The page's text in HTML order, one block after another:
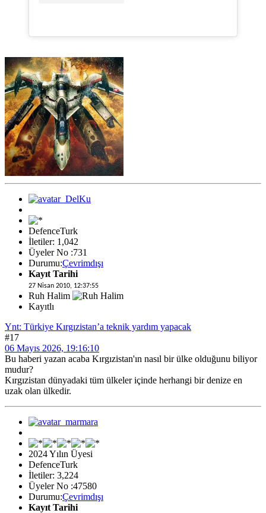
DefenceTurk
İletiler: 1,042
Üyeler No :731
Durumu:Çevrimdışı
Kayıt Tarihi
27 Nisan 2010, 12:37:55
Ruh Halim
Kayıtlı
Ynt: Türkiye Kırgızistan’a teknik yardım yapacak
#17
06 Mayıs 2026, 19:16:10
Bu haberi yazan acaba Kırgızistan'ın nasıl bir ülke olduğunu biliyor
mudur?
Kırgızistan dünyadaki tüm ülkeler içinde herhangi bir denize en
uzak olan ülkedir.
2024 Yılın Üyesi
DefenceTurk
İletiler: 3,224
Üyeler No :47580
Durumu:Çevrimdışı
Kayıt Tarihi